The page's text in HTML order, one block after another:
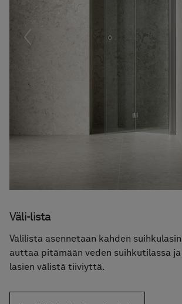
Föregående
Väli-lista
Välilista asennetaan kahden
auttaa pitämään veden suihkutilassa
lasien välistä tiiviyttä.